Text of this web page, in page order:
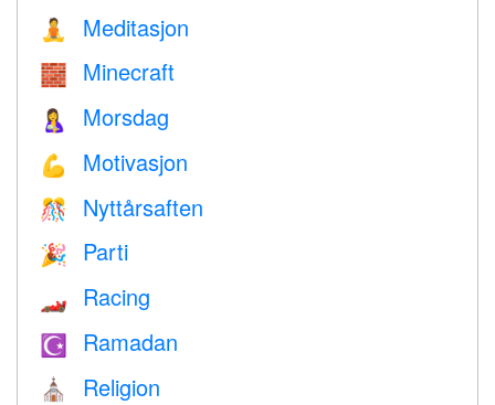
🧘 Meditasjon
🧱 Minecraft
🤱 Morsdag
💪 Motivasjon
🎊 Nyttårsaften
🎉 Parti
🏎 Racing
☪️ Ramadan
⛪️ Religion